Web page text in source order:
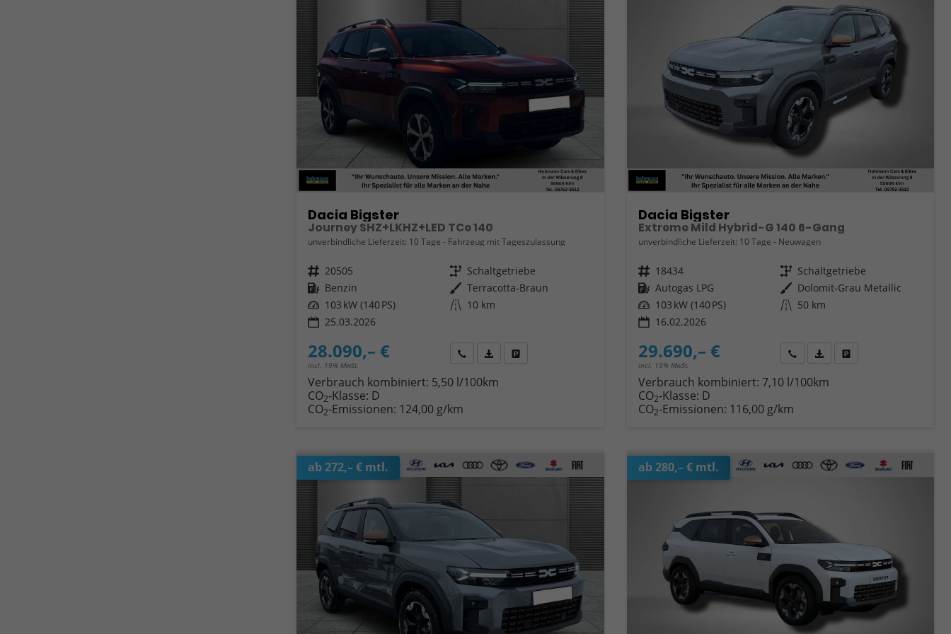
Dacia Bigster
Journey SHZ+LKHZ+LED TCe 140
unverbindliche Lieferzeit: 10 Tage Fahrzeug mit Tageszulassung
Fahrzeugnr. 20505 Getriebe Schaltgetriebe
Kraftstoff Benzin Außenfarbe Terracotta-Braun
Leistung 103 kW (140 PS) Kilometerstand 10 km
25.03.2026
28.090,– €
incl. 19% MwSt.
Wir rufen Sie anFahrzeugexposé (PDF)
Verbrauch kombiniert: 5,50 l/100km
CO2-Klasse: D
CO2-Emissionen: 124,00 g/km
Dacia Bigster
Extreme Mild Hybrid-G 140 6-Gang
unverbindliche Lieferzeit: 10 Tage Neuwagen
Fahrzeugnr. 18434 Getriebe Schaltgetriebe
Kraftstoff Autogas LPG Außenfarbe Dolomit-Grau Metallic
Leistung 103 kW (140 PS) Kilometerstand 50 km
16.02.2026
29.690,– €
incl. 19% MwSt.
Wir rufen Sie an
Fahrzeugexposé (PDF)
Fahrzeug parken
Verbrauch kombiniert: 7,10 l/100km
CO2-Klasse: D
CO2-Emissionen: 116,00 g/km
ab 272,– € mtl. ab 280,– € mtl.